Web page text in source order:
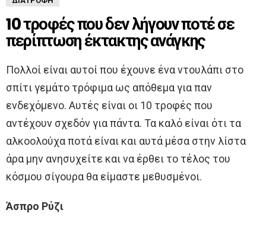
10 τροφές που δεν λήγουν ποτέ σε
περίπτωση έκτακτης ανάγκης
Πολλοί είναι αυτοί που έχουνε ένα ντουλάπι στο
σπίτι γεμάτο τρόφιμα ως απόθεμα για παν
ενδεχόμενο. Αυτές είναι οι 10 τροφές που
αντέχουν σχεδόν για πάντα. Τα καλό είναι ότι τα
αλκοολούχα ποτά είναι και αυτά μέσα στην λίστα
άρα μην ανησυχείτε και να έρθει το τέλος του
κόσμου σίγουρα θα είμαστε μεθυσμένοι.
Άσπρο Ρύζι